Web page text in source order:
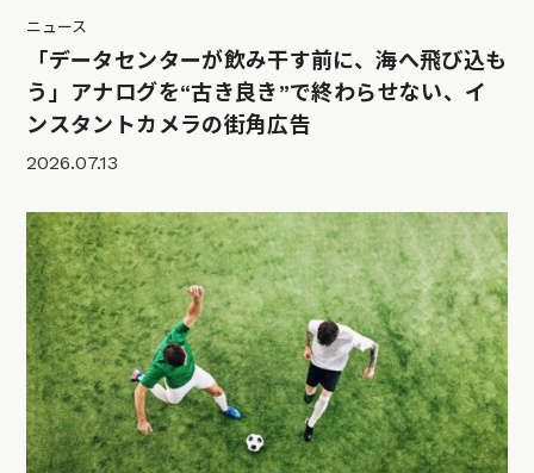
ニュース
「データセンターが飲み干す前に、海へ飛び込も
う」アナログを“古き良き”で終わらせない、イ
ンスタントカメラの街角広告
2026.07.13